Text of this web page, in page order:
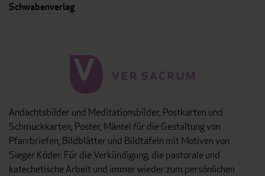
Schwabenverlag
Andachtsbilder und Meditationsbilder, Postkarten und
Schmuckkarten, Poster, Mäntel für die Gestaltung von
Pfarrbriefen, Bildblätter und Bildtafeln mit Motiven von
Sieger Köder. Für die Verkündigung, die pastorale und
katechetische Arbeit und immer wieder zum persönlichen